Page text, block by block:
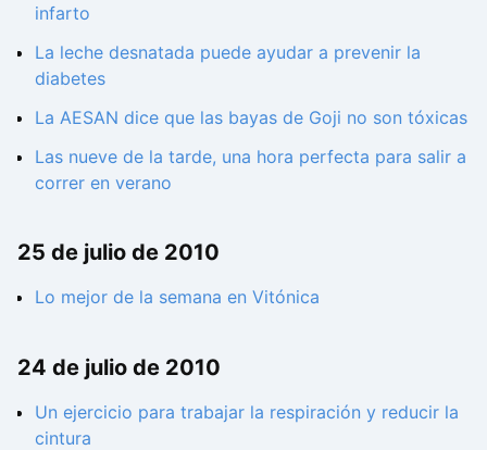
infarto
La leche desnatada puede ayudar a prevenir la
diabetes
La AESAN dice que las bayas de Goji no son tóxicas
Las nueve de la tarde, una hora perfecta para salir a
correr en verano
25 de julio de 2010
Lo mejor de la semana en Vitónica
24 de julio de 2010
Un ejercicio para trabajar la respiración y reducir la
cintura